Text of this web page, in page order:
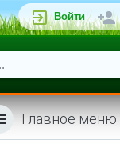
Войти
Главное меню